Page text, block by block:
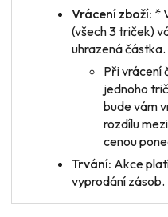
Vrácení zboží: *
(všech 3 triček)
uhrazená částka.
Při vrácení
jednoho
bude vám
rozdílu
cenou
Trvání: Akce
vyprodání zásob.